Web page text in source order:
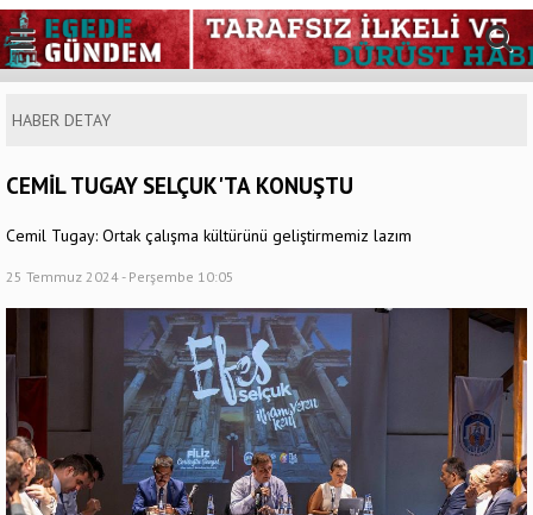
HABER DETAY
CEMİL TUGAY SELÇUK'TA KONUŞTU
Cemil Tugay: Ortak çalışma kültürünü geliştirmemiz lazım
25 Temmuz 2024 - Perşembe 10:05